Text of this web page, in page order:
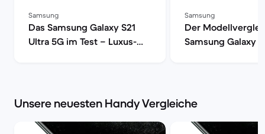
Samsung
Das Samsung Galaxy S21
Ultra 5G im Test – Luxus-
Samsung
Der
Samsung Galaxy
Unsere neuesten Handy Vergleiche